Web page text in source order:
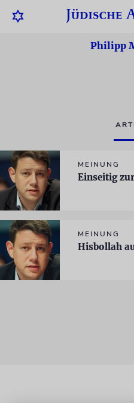
Philipp
MEINUNG
Einseitig
MEINUNG
Hisbollah